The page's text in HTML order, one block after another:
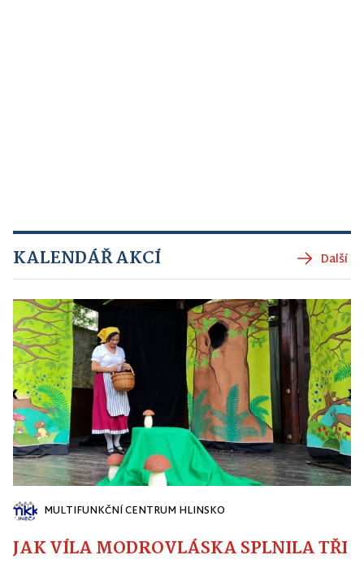
KALENDÁŘ AKCÍ Další
MULTIFUNKČNÍ CENTRUM HLINSKO
JAK VÍLA MODROVLÁSKA SPLNILA